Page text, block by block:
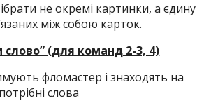
не окремі картинки, а єдину
між собою карток.
слово” (для команд 2-3, 4)
фломастер і знаходять на
слова